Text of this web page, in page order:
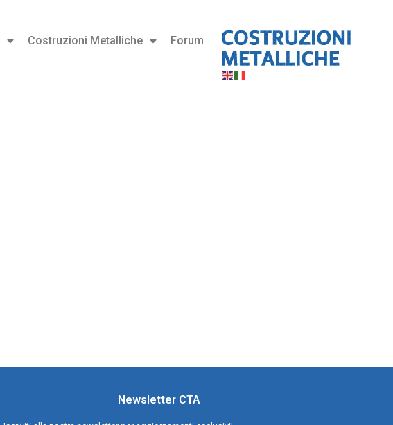
Costruzioni Metalliche Forum
Newsletter CTA